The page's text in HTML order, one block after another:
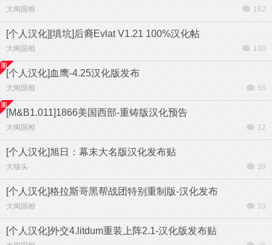
大闽国相 162
[个人汉化][填坑]后裔Evlat V1.21 100%汉化帖
大闽国相 100
[个人汉化]血鹰-4.25汉化版发布
大闽国相 56
[M&B1.011]1866美国西部-重铸版汉化预告
大闽国相 12
[个人汉化]旭日：幕末大名版汉化发布贴
大猫头 39
[个人汉化]格拉斯哥黑帮战团特别重制版-汉化发布
大闽国相 33
[个人汉化]外交4.litdum重装上阵2.1-汉化版发布贴